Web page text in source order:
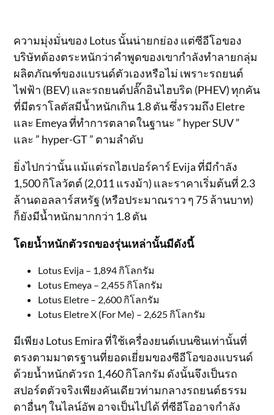
ความมุ่งมั่นของ Lotus นั้นน่ายกย่อง แต่ซีอีโอของ
บริษัทต้องตระหนักว่าคำพูดของเขากำลังทำลายกลุ่ม
ผลิตภัณฑ์ของแบรนด์ตัวเองหรือไม่ เพราะรถยนต์
ไฟฟ้า (BEV) และรถยนต์ปลั๊กอินไฮบริด (PHEV) ทุกคัน
ที่มีตราโลตัสมีน้ำหนักเกิน 1.8 ตัน ซึ่งรวมถึง Eletre
และ Emeya ที่ทำการตลาดในฐานะ ” hyper SUV ”
และ ” hyper-GT ” ตามลำดับ
ยิ่งไปกว่านั้น แม้แต่รถไฮเปอร์คาร์ Evija ที่มีกำลัง
1,500 กิโลวัตต์ (2,011 แรงม้า) และราคาเริ่มต้นที่ 2.3
ล้านดอลลาร์สหรัฐ (หรือประมาณราว ๆ 75 ล้านบาท)
ก็ยังมีน้ำหนักมากกว่า 1.8 ตัน
โดยน้ำหนักตัวรถของรุ่นเหล่านั้นมีดังนี้
Lotus Evija – 1,894 กิโลกรัม
Lotus Emeya – 2,455 กิโลกรัม
Lotus Eletre – 2,600 กิโลกรัม
Lotus Eletre X (For Me) – 2,625 กิโลกรัม
มีเพียง Lotus Emira ที่ใช้เครื่องยนต์เบนซินเท่านั้นที่
ตรงตามมาตรฐานที่ยอดเยี่ยมของซีอีโอของแบรนด์
ด้วยน้ำหนักตัวรถ 1,460 กิโลกรัม ดังนั้นจึงเป็นรถ
สปอร์ตตัวจริงเพียงคันเดียวท่ามกลางรถยนต์ธรรม
ดาอื่นๆ ในไลน์อัพ อาจเป็นไปได้ ที่ซีอีโออาจกำลัง